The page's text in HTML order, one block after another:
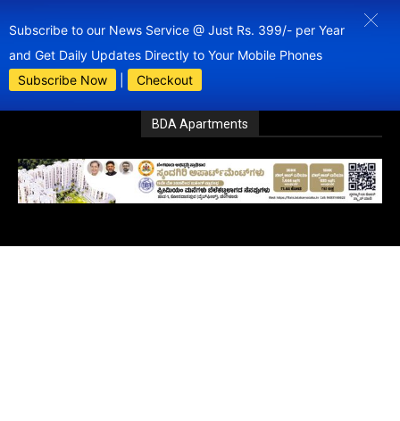
Subscribe to our News Service @ Just Rs. 399/- per Year
and Get Daily Updates Directly to Your Mobile Phones
Subscribe Now
Checkout
BDA Apartments